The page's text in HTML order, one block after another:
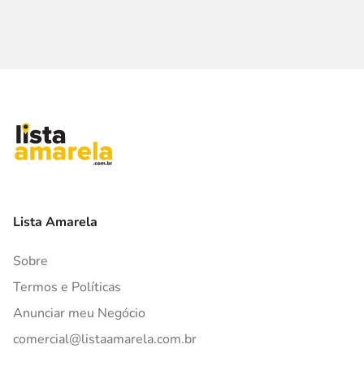
Lista Amarela
Sobre
Termos e Políticas
Anunciar meu Negócio
comercial@listaamarela.com.br